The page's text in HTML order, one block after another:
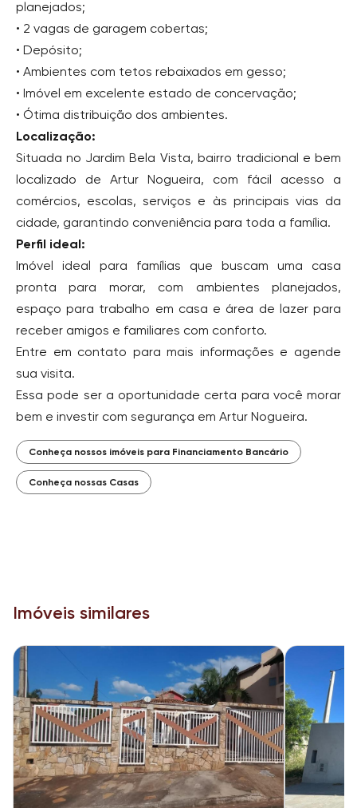
planejados;
• 2 vagas de garagem cobertas;
• Depósito;
• Ambientes com tetos rebaixados em gesso;
• Imóvel em excelente estado de concervação;
• Ótima distribuição dos ambientes.
Localização:
Situada no Jardim Bela Vista, bairro tradicional e bem
localizado de Artur Nogueira, com fácil acesso a
comércios, escolas, serviços e às principais vias da
cidade, garantindo conveniência para toda a família.
Perfil ideal:
Imóvel ideal para famílias que buscam uma casa
pronta para morar, com ambientes planejados,
espaço para trabalho em casa e área de lazer para
receber amigos e familiares com conforto.
Entre em contato para mais informações e agende
sua visita.
Essa pode ser a oportunidade certa para você morar
bem e investir com segurança em Artur Nogueira.
Conheça nossos imóveis para Financiamento Bancário
Conheça nossas Casas
Imóveis similares